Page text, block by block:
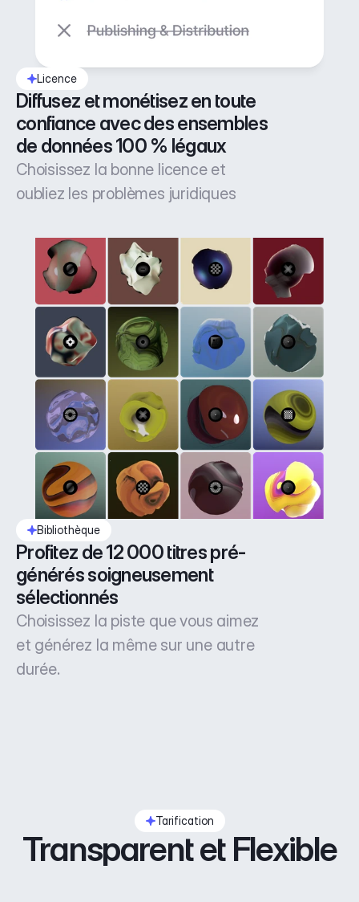
Licence
Diffusez et monétisez en toute
confiance avec des ensembles
de données 100 % légaux
Choisissez la bonne licence et
oubliez les problèmes juridiques
Bibliothèque
Profitez de 12 000 titres pré-
générés soigneusement
sélectionnés
Choisissez la piste que vous aimez
et générez la même sur une autre
durée.
Tarification
Transparent et Flexible